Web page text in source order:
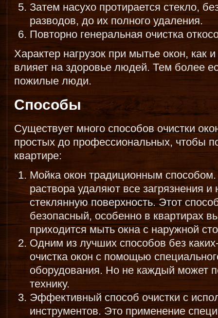
Затем насухо протирается стекло,
разводов, до их полного удаления.
Повторно генеральная очистка
Характер нагрузок при мытье окон, как
влияет на здоровье людей. Тем более
пожилые люди.
Способы
Существует много способов очистки
простых до профессиональных, чтобы
квартире:
Мойка окон традиционным
раствора удаляют все загрязнения и
стеклянную поверхность. Этот
безопасный, особенно в квартирах
приходится мыть окна с наружной
Одним из лучших способов без
очистка окон с помощью
оборудования. Но не каждый может
технику.
Эффективный способ очистки с
инструментов. Это применение